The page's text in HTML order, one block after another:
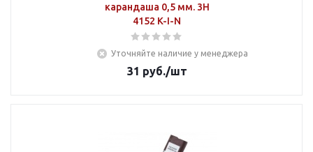
карандаша 0,5 мм. 3Н
4152 K-I-N
Уточняйте наличие у менеджера
31 руб./шт